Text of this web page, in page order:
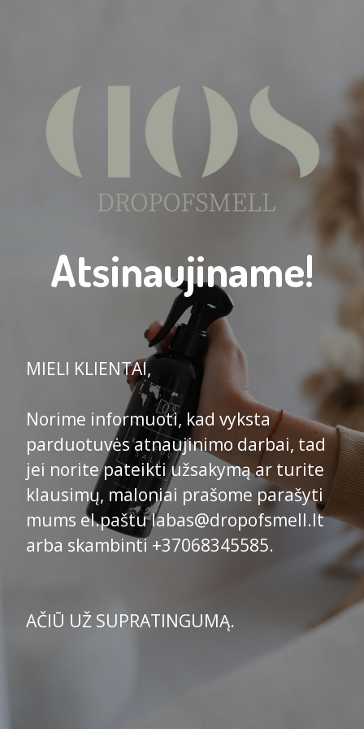
Atsinaujiname!
MIELI KLIENTAI,
Norime informuoti, kad vyksta
parduotuvės atnaujinimo darbai, tad
jei norite pateikti užsakymą ar turite
klausimų, maloniai prašome parašyti
mums el.paštu labas@dropofsmell.lt
arba skambinti +37068345585.
AČIŪ UŽ SUPRATINGUMĄ.